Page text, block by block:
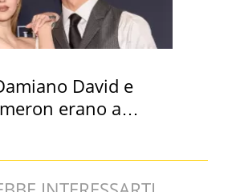
David e
erano a